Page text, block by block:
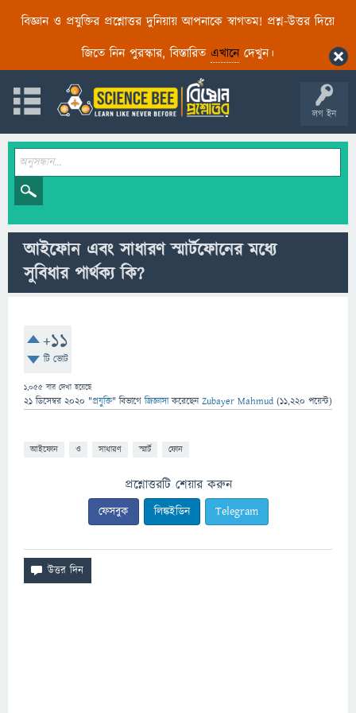
বিজ্ঞান ও প্রযুক্তির প্রশ্নোত্তর দুনিয়ায় আপনাকে স্বাগতম! প্রশ্ন-উত্তর দিয়ে
জিতে নিন পুরস্কার, বিস্তারিত এখানেদেখুন।
লগ ইন
আইফোন এবং সাধারণ স্মার্টফোনের মধ্যে
সুবিধার পার্থক্য কি?
+11
টি ভোট
1,055 বার দেখা হয়েছে
21 ডিসেম্বর 2020 "প্রযুক্তি" বিভাগে জিজ্ঞাসাকরেছেনZubayer Mahmud (11,220 পয়েন্ট)
আইফোন ও সাধারণ স্মার্ট ফোন
প্রশ্নোত্তরটি শেয়ার করুন
ফেসবুক লিঙ্কইডিন Telegram